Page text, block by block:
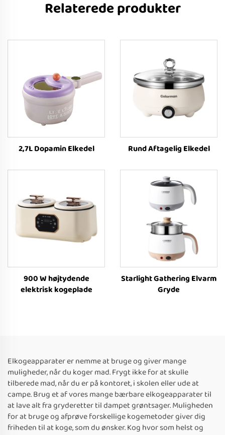
Relaterede produkter
2,7L Dopamin Elkedel Rund Aftagelig Elkedel
900 W højtydende
elektrisk kogeplade
Starlight Gathering Elvarm
Gryde
Elkogeapparater er nemme at bruge og giver mange
muligheder, når du koger mad. Frygt ikke for at skulle
tilberede mad, når du er på kontoret, i skolen eller ude at
campe. Brug et af vores mange bærbare elkogeapparater til
at lave alt fra gryderetter til dampet grøntsager. Muligheden
for at bruge og afprøve forskellige kogemetoder giver dig
friheden til at koge, som du ønsker. Kog hvor som helst og